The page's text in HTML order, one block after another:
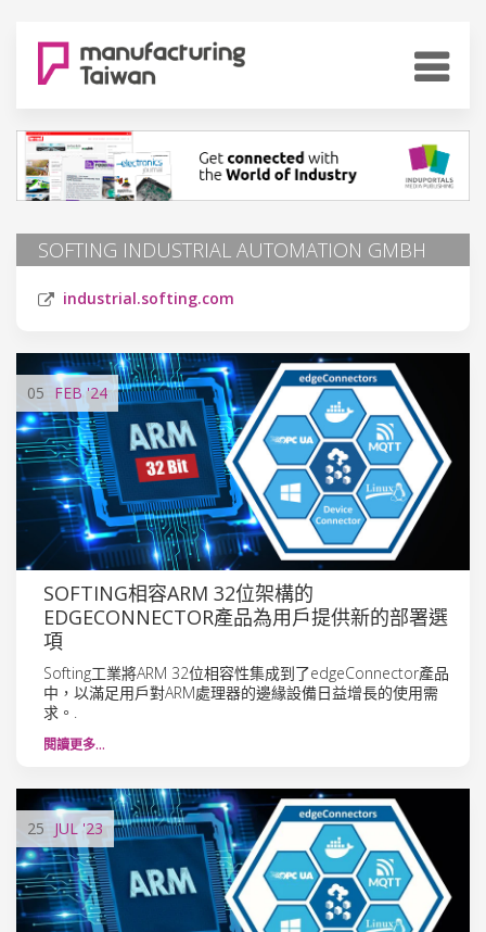
SOFTING INDUSTRIAL AUTOMATION GMBH
industrial.softing.com
05 FEB'24
SOFTING相容ARM 32位架構的
EDGECONNECTOR產品為用戶提供新的部署選
項
Softing工業將ARM 32位相容性集成到了edgeConnector產品
中，以滿足用戶對ARM處理器的邊緣設備日益增長的使用需
求。.
閱讀更多…
25 JUL'23